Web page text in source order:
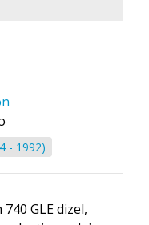
- 1992)
GLE dizel,